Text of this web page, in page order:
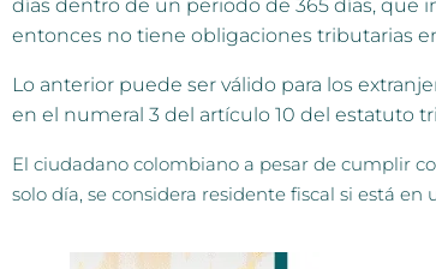
días dentro de un periodo de 365 días, que
entonces no tiene obligaciones tributarias
Lo anterior puede ser válido para los
en el numeral 3 del artículo 10 del estatuto
El ciudadano colombiano a pesar de cumplir
solo día, se considera residente fiscal si está